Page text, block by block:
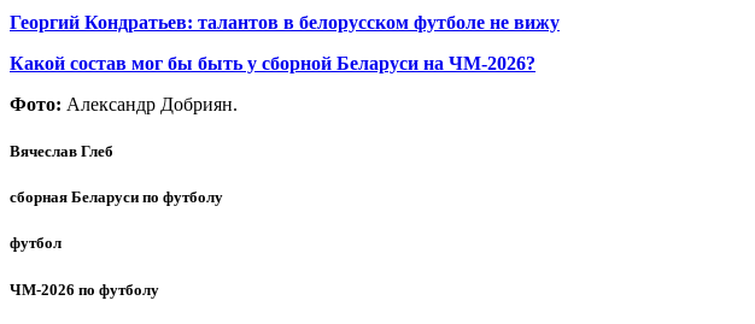
Георгий Кондратьев: талантов в белорусском футболе не вижу
Какой состав мог бы быть у сборной Беларуси на ЧМ-2026?
Фото: Александр Добриян.
Вячеслав Глеб
сборная Беларуси по футболу
футбол
ЧМ-2026 по футболу